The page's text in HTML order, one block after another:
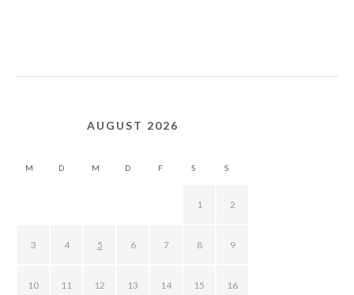
AUGUST 2026
M D M D F S S
1 2
3 4 5 6 7 8 9
10 11 12 13 14 15 16